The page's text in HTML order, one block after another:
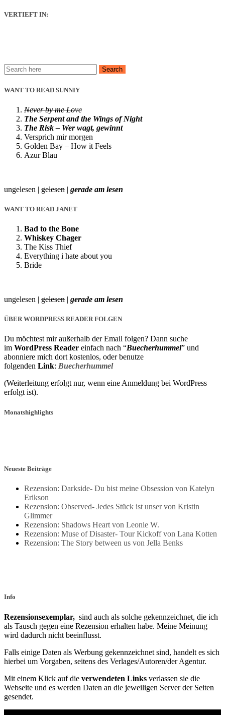
VERTIEFT IN:
WANT TO READ SUNNIY
Never by me Love
The Serpent and the Wings of Night
The Risk – Wer wagt, gewinnt
Versprich mir morgen
Golden Bay – How it Feels
Azur Blau
ungelesen | gelesen | gerade am lesen
WANT TO READ JANET
Bad to the Bone
Whiskey Chager
The Kiss Thief
Everything i hate about you
Bride
ungelesen | gelesen | gerade am lesen
ÜBER WORDPRESS READER FOLGEN
Du möchtest mir außerhalb der Email folgen? Dann suche
im WordPress Reader einfach nach “Buecherhummel” und
abonniere mich dort kostenlos, oder benutze
folgenden Link: Buecherhummel
(Weiterleitung erfolgt nur, wenn eine Anmeldung bei WordPress
erfolgt ist).
Monatshighlights
Neueste Beiträge
Rezension: Darkside- Du bist meine Obsession von Katelyn
Erikson
Rezension: Observed- Jedes Stück ist unser von Kristin
Glimmer
Rezension: Shadows Heart von Leonie W.
Rezension: Muse of Disaster- Tour Kickoff von Lana Kotten
Rezension: The Story between us von Jella Benks
Info
Rezensionsexemplar, sind auch als solche gekennzeichnet, die ich
als Tausch gegen eine Rezension erhalten habe. Meine Meinung
wird dadurch nicht beeinflusst.
Falls einige Daten als Werbung gekennzeichnet sind, handelt es sich
hierbei um Vorgaben, seitens des Verlages/Autoren/der Agentur.
Mit einem Klick auf die verwendeten Links verlassen sie die
Webseite und es werden Daten an die jeweiligen Server der Seiten
gesendet.